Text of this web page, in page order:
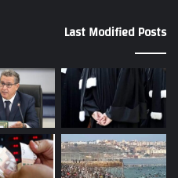
Last Modified Posts